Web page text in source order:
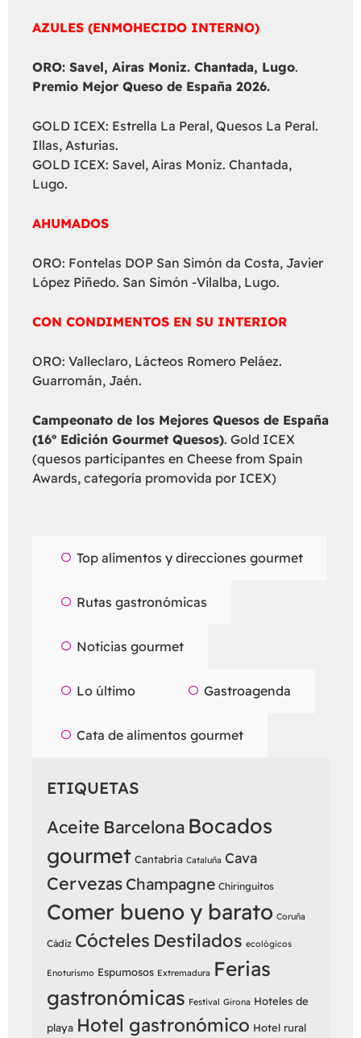
AZULES (ENMOHECIDO INTERNO)
ORO: Savel, Airas Moniz. Chantada, Lugo.
Premio Mejor Queso de España 2026.
GOLD ICEX: Estrella La Peral, Quesos La Peral.
Illas, Asturias.
GOLD ICEX: Savel, Airas Moniz. Chantada,
Lugo.
AHUMADOS
ORO: Fontelas DOP San Simón da Costa, Javier
López Piñedo. San Simón -Vilalba, Lugo.
CON CONDIMENTOS EN SU INTERIOR
ORO: Valleclaro, Lácteos Romero Peláez.
Guarromán, Jaén.
Campeonato de los Mejores Quesos de España
(16º Edición Gourmet Quesos). Gold ICEX
(quesos participantes en Cheese from Spain
Awards, categoría promovida por ICEX)
Top alimentos y direcciones gourmet
Rutas gastronómicas
Noticias gourmet
Lo último Gastroagenda
Cata de alimentos gourmet
ETIQUETAS
Aceite Barcelona Bocados
gourmet Cantabria Cataluña Cava
Cervezas Champagne Chiringuitos
Comer bueno y barato Coruña
Cádiz Cócteles Destilados ecológicos
Enoturismo Espumosos Extremadura Ferias
gastronómicas Festival Girona Hoteles de
playa Hotel gastronómico Hotel rural